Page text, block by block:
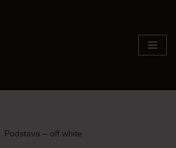
Podstava – off white